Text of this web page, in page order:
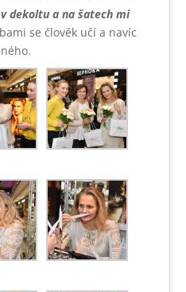
dekoltu a na šatech mi
se člověk učí a navíc